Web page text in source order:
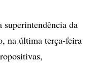
superintendência da
na última terça-feira